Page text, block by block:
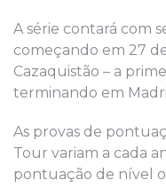
A série contará com
começando em 27
Cazaquistão – a
terminando em
As provas de
Tour variam a cada
pontuação de nível